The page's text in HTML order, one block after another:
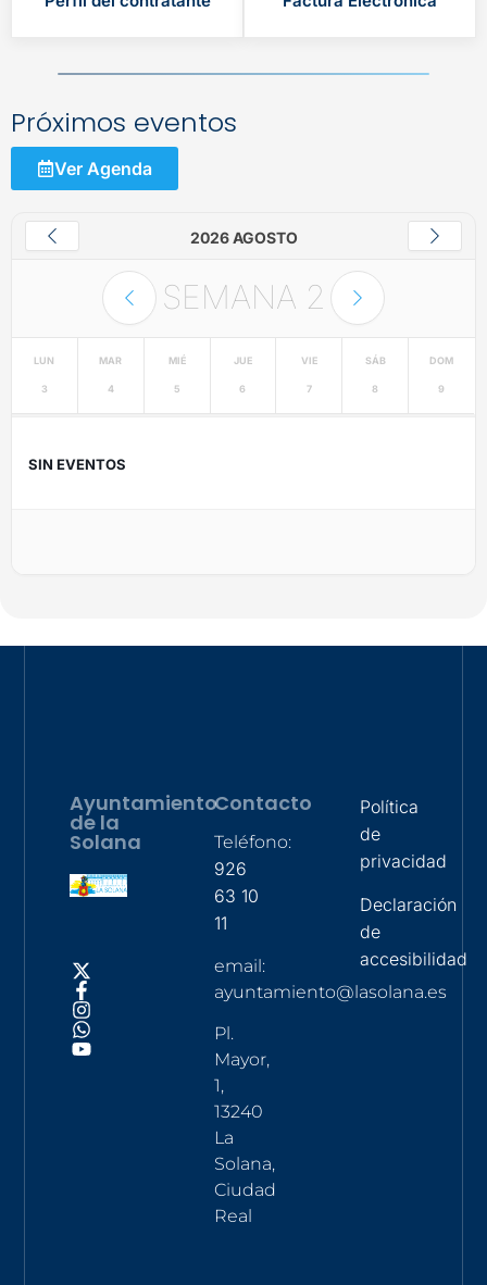
Próximos eventos
Ver Agenda
2026 AGOSTO
SEMANA 2
LUN
3
MAR
4
MIÉ
5
JUE
6
VIE
7
SÁB
8
DOM
9
SIN EVENTOS
Ayuntamiento
de la
Solana
Contacto
Teléfono:
926
63 10
11
email:
ayuntamiento@lasolana.es
Pl.
Mayor,
1,
13240
La
Solana,
Ciudad
Real
Política
de
privacidad
Declaración
de
accesibilidad